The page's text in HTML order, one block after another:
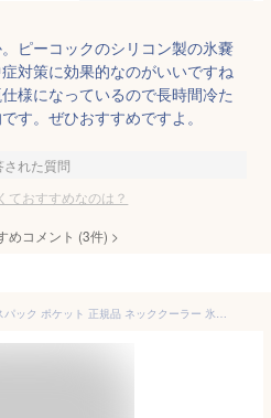
ピーコックのシリコン製の氷嚢
対策に効果的なのがいいですね
様になっているので長時間冷た
す。ぜひおすすめですよ。
された質問
ておすすめなのは？
めコメント (3件) >
ピーコック 氷のう ミニアイスパック ポケット 正規品 ネッククーラー 氷嚢 ひょうのう 魔法瓶 長持ち 子ども コンパクト 冷感 グッズ 熱中症対策 冷却グッズ 暑さ 猛暑 対策 シリコン Peacock ABB-S07